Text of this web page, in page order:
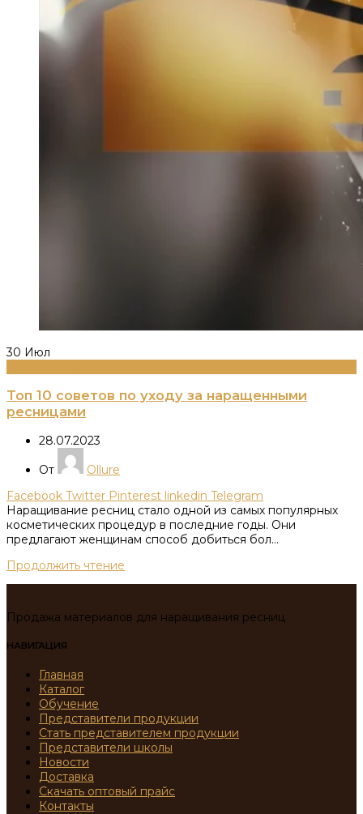
30 Июл
Топ 10 советов по уходу за наращенными
ресницами
28.07.2023
От
Ollure
Facebook Twitter Pinterest linkedin Telegram
Наращивание ресниц стало одной из самых популярных
косметических процедур в последние годы. Они
предлагают женщинам способ добиться бол...
Продолжить чтение
Продажа материалов для наращивания ресниц
НАВИГАЦИЯ
Главная
Каталог
Обучение
Представители продукции
Стать представителем продукции
Представители школы
Новости
Доставка
Скачать оптовый прайс
Контакты